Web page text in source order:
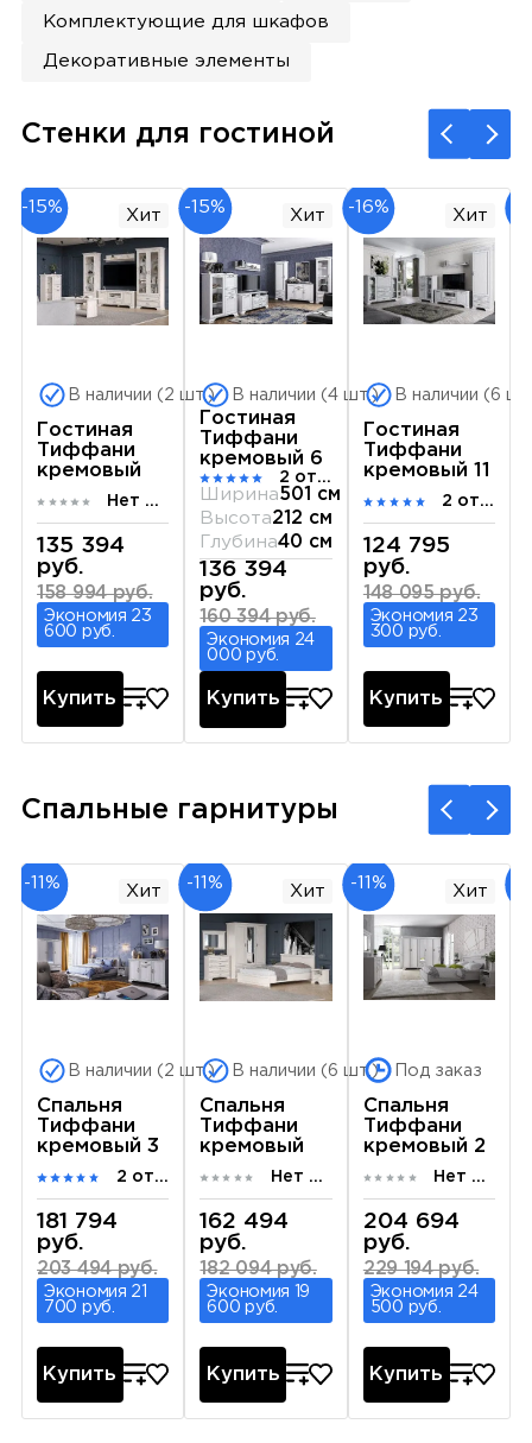
Комплектующие для шкафов
Декоративные элементы
Стенки для гостиной
-15% Хит
В наличии (2 шт.)
Гостиная
Тиффани
кремовый
Нет отзывов
135 394
руб.
158 994 руб.
Экономия 23
600 руб.
Купить
-15% Хит
В наличии (4 шт.)
Гостиная
Тиффани
кремовый 6
2 отзыва
Ширина501 см
Высота212 см
Глубина40 см
136 394
руб.
160 394 руб.
Экономия 24
000 руб.
Купить
-16% Хит
В наличии (6
Гостиная
Тиффани
кремовый 11
2 отзыва
124 795
руб.
148 095 руб.
Экономия 23
300 руб.
Купить
Спальные гарнитуры
-11% Хит
В наличии (2 шт.)
Спальня
Тиффани
кремовый 3
2 отзыва
181 794
руб.
203 494 руб.
Экономия 21
700 руб.
Купить
-11% Хит
В наличии (6 шт.)
Спальня
Тиффани
кремовый
Нет отзывов
162 494
руб.
182 094 руб.
Экономия 19
600 руб.
Купить
-11% Хит
Под заказ
Спальня
Тиффани
кремовый 2
Нет отзывов
204 694
руб.
229 194 руб.
Экономия 24
500 руб.
Купить